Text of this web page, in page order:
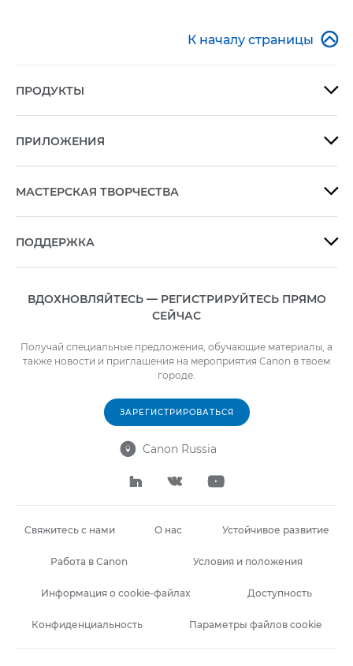
диалогового
К началу страницы 
ПРОДУКТЫ 
ПРИЛОЖЕНИЯ 
МАСТЕРСКАЯ ТВОРЧЕСТВА 
ПОДДЕРЖКА 
ВДОХНОВЛЯЙТЕСЬ — РЕГИСТРИРУЙТЕСЬ ПРЯМО
СЕЙЧАС
Получай специальные предложения, обучающие материалы, а
также новости и приглашения на мероприятия Canon в твоем
городе.
ЗАРЕГИСТРИРОВАТЬСЯ
 Canon Russia
  
Свяжитесь с нами О нас Устойчивое развитие
Работа в Canon Условия и положения
Информация о cookie-файлах Доступность
Конфиденциальность Параметры файлов cookie